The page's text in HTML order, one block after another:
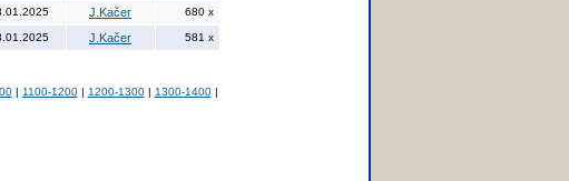
J.Kačer 680 x
J.Kačer 581 x
| 1100-1200| 1200-1300| 1300-1400|